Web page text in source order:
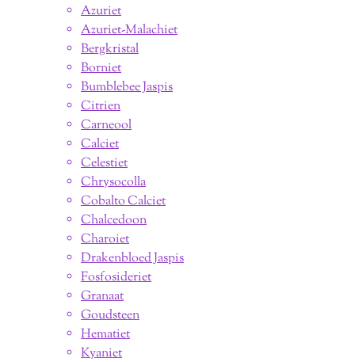
Azuriet
Azuriet-Malachiet
Bergkristal
Borniet
Bumblebee Jaspis
Citrien
Carneool
Calciet
Celestiet
Chrysocolla
Cobalto Calciet
Chalcedoon
Charoiet
Drakenbloed Jaspis
Fosfosideriet
Granaat
Goudsteen
Hematiet
Kyaniet